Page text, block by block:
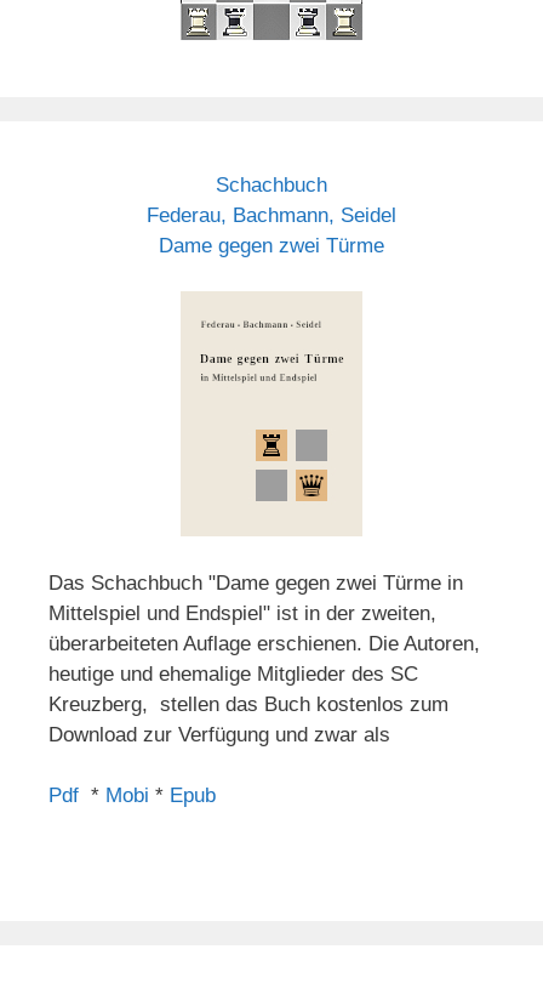
Schachbuch
Federau, Bachmann, Seidel
Dame gegen zwei Türme
Das Schachbuch "Dame gegen zwei Türme in
Mittelspiel und Endspiel" ist in der zweiten,
überarbeiteten Auflage erschienen. Die Autoren,
heutige und ehemalige Mitglieder des SC
Kreuzberg, stellen das Buch kostenlos zum
Download zur Verfügung und zwar als
Pdf * Mobi * Epub